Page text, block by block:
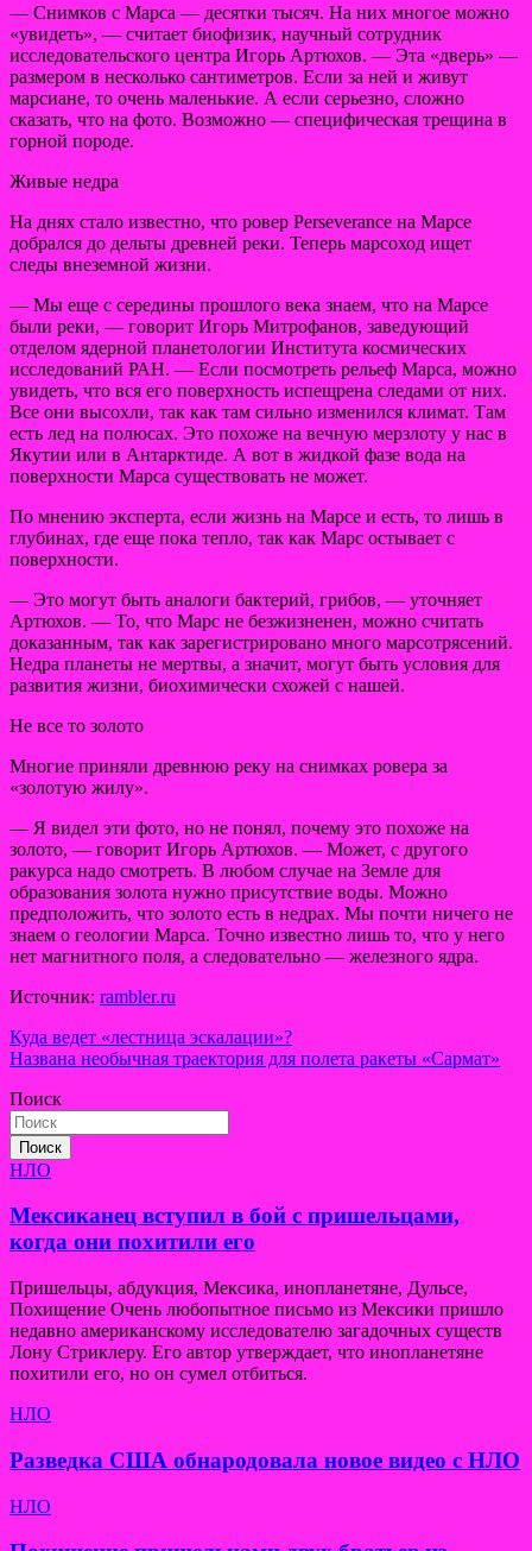
— Снимков с Марса — десятки тысяч. На них многое можно
«увидеть», — считает биофизик, научный сотрудник
исследовательского центра Игорь Артюхов. — Эта «дверь» —
размером в несколько сантиметров. Если за ней и живут
марсиане, то очень маленькие. А если серьезно, сложно
сказать, что на фото. Возможно — специфическая трещина в
горной породе.
Живые недра
На днях стало известно, что ровер Perseverance на Марсе
добрался до дельты древней реки. Теперь марсоход ищет
следы внеземной жизни.
— Мы еще с середины прошлого века знаем, что на Марсе
были реки, — говорит Игорь Митрофанов, заведующий
отделом ядерной планетологии Института космических
исследований РАН. — Если посмотреть рельеф Марса, можно
увидеть, что вся его поверхность испещрена следами от них.
Все они высохли, так как там сильно изменился климат. Там
есть лед на полюсах. Это похоже на вечную мерзлоту у нас в
Якутии или в Антарктиде. А вот в жидкой фазе вода на
поверхности Марса существовать не может.
По мнению эксперта, если жизнь на Марсе и есть, то лишь в
глубинах, где еще пока тепло, так как Марс остывает с
поверхности.
— Это могут быть аналоги бактерий, грибов, — уточняет
Артюхов. — То, что Марс не безжизненен, можно считать
доказанным, так как зарегистрировано много марсотрясений.
Недра планеты не мертвы, а значит, могут быть условия для
развития жизни, биохимически схожей с нашей.
Не все то золото
Многие приняли древнюю реку на снимках ровера за
«золотую жилу».
— Я видел эти фото, но не понял, почему это похоже на
золото, — говорит Игорь Артюхов. — Может, с другого
ракурса надо смотреть. В любом случае на Земле для
образования золота нужно присутствие воды. Можно
предположить, что золото есть в недрах. Мы почти ничего не
знаем о геологии Марса. Точно известно лишь то, что у него
нет магнитного поля, а следовательно — железного ядра.
Источник: rambler.ru
Навигация
по
записям
Куда ведет «лестница эскалации»?
Названа необычная траектория для полета ракеты «Сармат»
Поиск
Поиск
НЛО
Мексиканец вступил в бой с пришельцами,
когда они похитили его
Пришельцы, абдукция, Мексика, инопланетяне, Дульсе,
Похищение Очень любопытное письмо из Мексики пришло
недавно американскому исследователю загадочных существ
Лону Стриклеру. Его автор утверждает, что инопланетяне
похитили его, но он сумел отбиться.
НЛО
Разведка США обнародовала новое видео с НЛО
НЛО